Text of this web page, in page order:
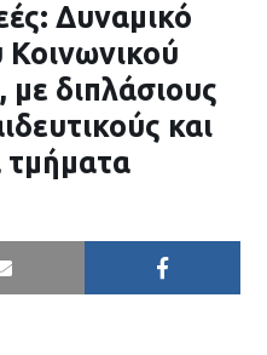
Δυναμικό
Κοινωνικού
διπλάσιους
και
τμήματα